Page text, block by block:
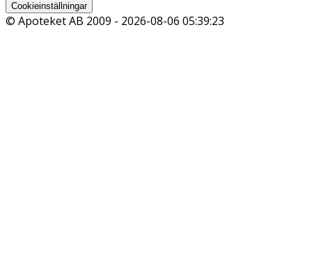
Cookieinställningar
© Apoteket AB 2009 - 2026-08-06 05:39:23